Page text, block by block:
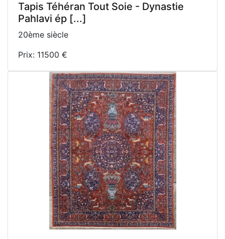
Tapis Téhéran Tout Soie - Dynastie
Pahlavi ép [...]
20ème siècle
Prix: 11500 €